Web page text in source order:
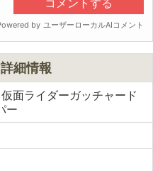
細情報
仮面ライダーガッチャード
ー